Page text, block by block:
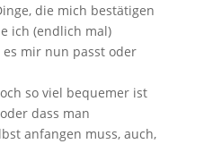
die mich bestätigen
ich (endlich mal)
mir nun passt oder
so viel bequemer ist
dass man
anfangen muss, auch,